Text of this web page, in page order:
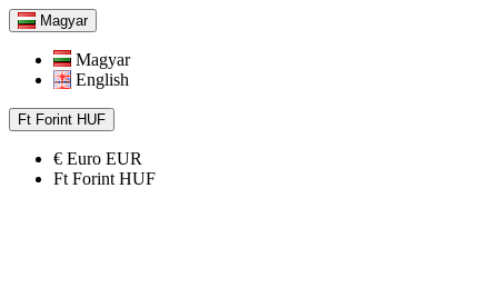
Magyar
Magyar
English
Ft Forint HUF
€ Euro EUR
Ft Forint HUF